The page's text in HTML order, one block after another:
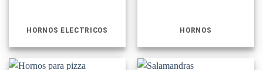
HORNOS ELECTRICOS HORNOS